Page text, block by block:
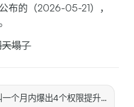
布的（2026-05-21），
塌了
内爆出4个权限提升漏洞？》